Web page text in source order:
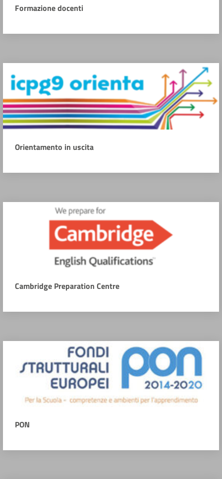
Formazione docenti
Orientamento in uscita
Cambridge Preparation Centre
PON